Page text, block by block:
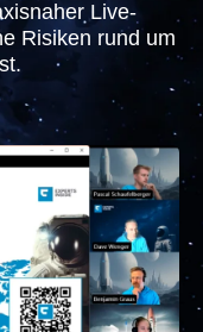
Live-
Risiken rund um